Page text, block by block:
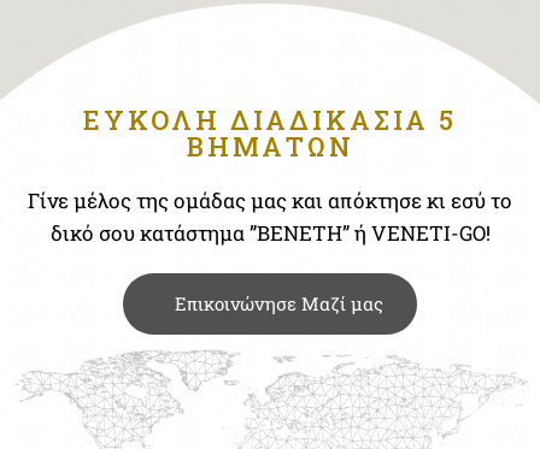
ΕΥΚΟΛΗ ΔΙΑΔΙΚΑΣΙΑ 5
ΒΗΜΑΤΩΝ
Γίνε μέλος της ομάδας μας και απόκτησε κι εσύ το
δικό σου κατάστημα ”ΒΕΝΕΤΗ” ή VENETI-GO!
Επικοινώνησε Μαζί μας